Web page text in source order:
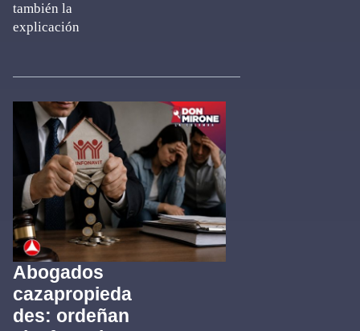
también la
explicación
Abogados
cazapropieda
des: ordeñan